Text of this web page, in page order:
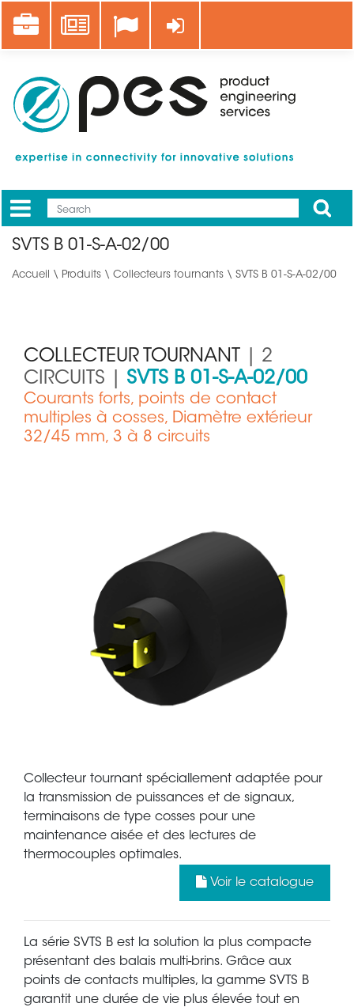
au
contenu
Career News Se connecter
Mobile
Main
Apply
SVTS B 01-S-A-02/00
Accueil \ Produits \ Collecteurs tournants \ SVTS B 01-S-A-02/00
COLLECTEUR TOURNANT
| 2
CIRCUITS | SVTS B 01-S-A-02/00
Courants forts, points de contact
multiples à cosses, Diamètre extérieur
32/45 mm, 3 à 8 circuits
Collecteur tournant spéciallement adaptée pour
la transmission de puissances et de signaux,
terminaisons de type cosses pour une
maintenance aisée et des lectures de
thermocouples optimales.
Voir le catalogue
La série SVTS B est la solution la plus compacte
présentant des balais multi-brins. Grâce aux
points de contacts multiples, la gamme SVTS B
garantit une durée de vie plus élevée tout en